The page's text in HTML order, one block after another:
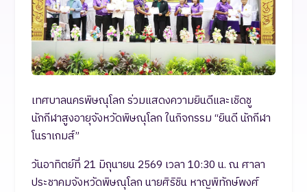
เทศบาลนครพิษณุโลก ร่วมแสดงความยินดีและเชิดชู
นักกีฬาสูงอายุจังหวัดพิษณุโลก ในกิจกรรม “ยินดี นักกีฬา
โนราเกมส์”
วันอาทิตย์ที่ 21 มิถุนายน 2569 เวลา 10:30 น. ณ ศาลา
ประชาคมจังหวัดพิษณุโลก นายศิริชิน หาญพิทักษ์พงศ์